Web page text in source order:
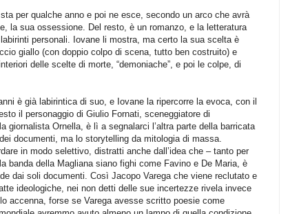
per qualche anno e poi ne esce, secondo un arco che avrà
la sua ossessione. Del resto, è un romanzo, e la letteratura
personali. Iovane li mostra, ma certo la sua scelta è
giallo (con doppio colpo di scena, tutto ben costruito) e
delle scelte di morte, “demoniache”, e poi le colpe, di
è già labirintica di suo, e Iovane la ripercorre la evoca, con il
il personaggio di Giulio Fornati, sceneggiatore di
giornalista Ornella, è lì a segnalarci l’altra parte della barricata
documenti, ma lo storytelling da mitologia di massa.
in modo selettivo, distratti anche dall’idea che – tanto per
banda della Magliana siano fighi come Favino e De Maria, è
dai soli documenti. Così Jacopo Varega che viene reclutato e
ideologiche, nei non detti delle sue incertezze rivela invece
accenna, forse se Varega avesse scritto poesie come